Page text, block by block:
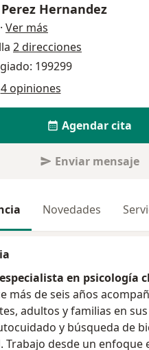
Hernandez
· Ver más
2 direcciones
199299
4 opiniones
Agendar cita
Enviar mensaje
Novedades
en psicología
más de seis años
adultos y familias en
y búsqueda de
Trabajo desde un enfoque